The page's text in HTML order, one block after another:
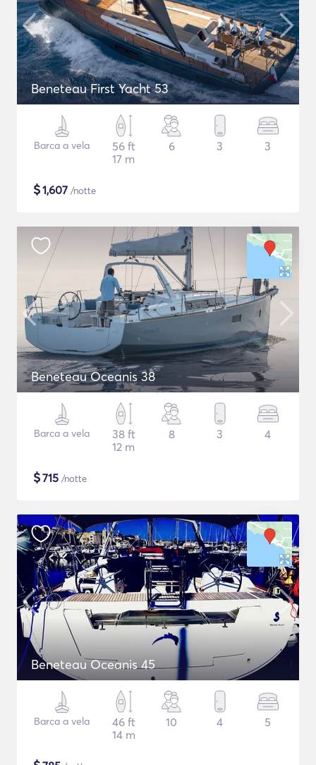
Beneteau First Yacht 53
Barca a vela
56 ft
17 m
6 3 3
$1,607 /notte
Beneteau Oceanis 38
Barca a vela
38 ft
12 m
8 3 4
$715 /notte
Beneteau Oceanis 45
Barca a vela
46 ft
14 m
10 4 5